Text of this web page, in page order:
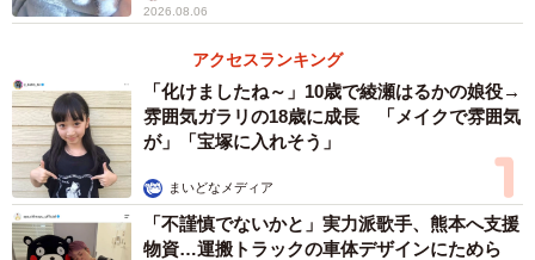
2026.08.06
アクセスランキング
「化けましたね～」10歳で綾瀬はるかの娘役→
雰囲気ガラリの18歳に成長 「メイクで雰囲気
が」「宝塚に入れそう」
まいどなメディア
「不謹慎でないかと」実力派歌手、熊本へ支援
物資…運搬トラックの車体デザインにためら